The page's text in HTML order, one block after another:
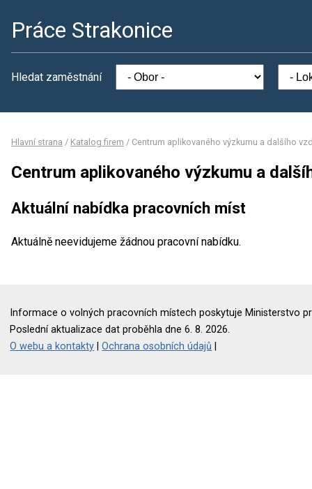
Práce Strakonice
Hledat zaměstnání
Hlavní strana / Katalog firem / Centrum aplikovaného výzkumu a dalšího
Centrum aplikovaného výzkumu a
Aktuální nabídka pracovních míst
Aktuálně neevidujeme žádnou pracovní nabídku.
Informace o volných pracovních místech poskytuje Ministerstvo
Poslední aktualizace dat proběhla dne 6. 8. 2026.
O webu a kontakty |Ochrana osobních údajů